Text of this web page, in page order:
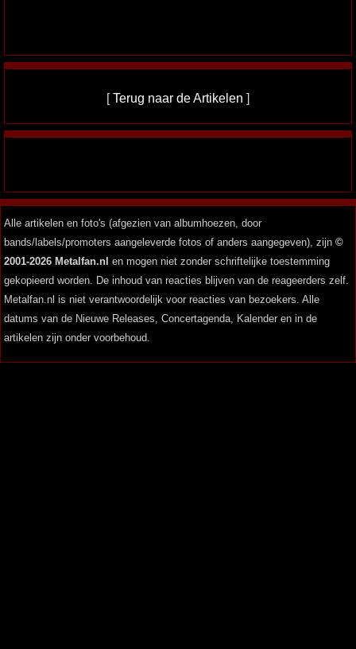
[Terug naar de Artikelen ]
Alle artikelen en foto's (afgezien van albumhoezen, door
bands/labels/promoters aangeleverde fotos of anders aangegeven), zijn ©
2001-2026 Metalfan.nl en mogen niet zonder schriftelijke toestemming
gekopieerd worden. De inhoud van reacties blijven van de reageerders zelf.
Metalfan.nl is niet verantwoordelijk voor reacties van bezoekers. Alle
datums van de Nieuwe Releases, Concertagenda, Kalender en in de
artikelen zijn onder voorbehoud.